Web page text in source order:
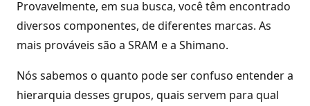
Provavelmente, em sua busca, você têm encontrado
diversos componentes, de diferentes marcas. As
mais prováveis são a SRAM e a Shimano.
Nós sabemos o quanto pode ser confuso entender a
hierarquia desses grupos, quais servem para qual